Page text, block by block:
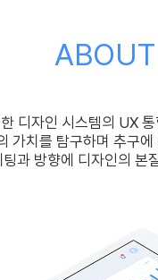
ABOUT
디자인 시스템의 UX 통
가치를 탐구하며 추구
과 방향에 디자인의 본